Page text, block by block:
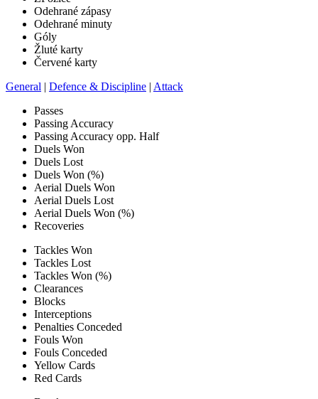
Odehrané zápasy
Odehrané minuty
Góly
Žluté karty
Červené karty
General | Defence & Discipline | Attack
Passes
Passing Accuracy
Passing Accuracy opp. Half
Duels Won
Duels Lost
Duels Won (%)
Aerial Duels Won
Aerial Duels Lost
Aerial Duels Won (%)
Recoveries
Tackles Won
Tackles Lost
Tackles Won (%)
Clearances
Blocks
Interceptions
Penalties Conceded
Fouls Won
Fouls Conceded
Yellow Cards
Red Cards